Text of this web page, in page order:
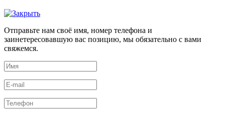
Отправьте нам своё имя, номер телефона и
заинетересовавшую вас позицию, мы обязательно с вами
свяжемся.